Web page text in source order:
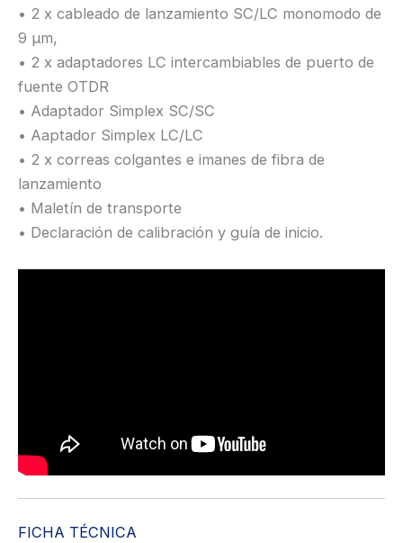
• 2 x cableado de lanzamiento SC/LC monomodo de
9 µm,
• 2 x adaptadores LC intercambiables de puerto de
fuente OTDR
• Adaptador Simplex SC/SC
• Aaptador Simplex LC/LC
• 2 x correas colgantes e imanes de fibra de
lanzamiento
• Maletín de transporte
• Declaración de calibración y guía de inicio.
FICHA TÉCNICA